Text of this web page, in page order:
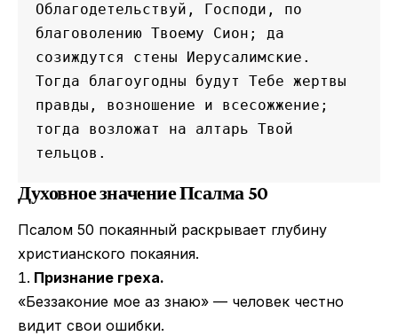
Облагодетельствуй, Господи, по
благоволению Твоему Сион; да
созиждутся стены Иерусалимские.
Тогда благоугодны будут Тебе жертвы
правды, возношение и всесожжение;
тогда возложат на алтарь Твой
тельцов.
Духовное значение Псалма 50
Псалом 50 покаянный раскрывает глубину
христианского покаяния.
Признание греха.
«Беззаконие мое аз знаю» — человек честно
видит свои ошибки.